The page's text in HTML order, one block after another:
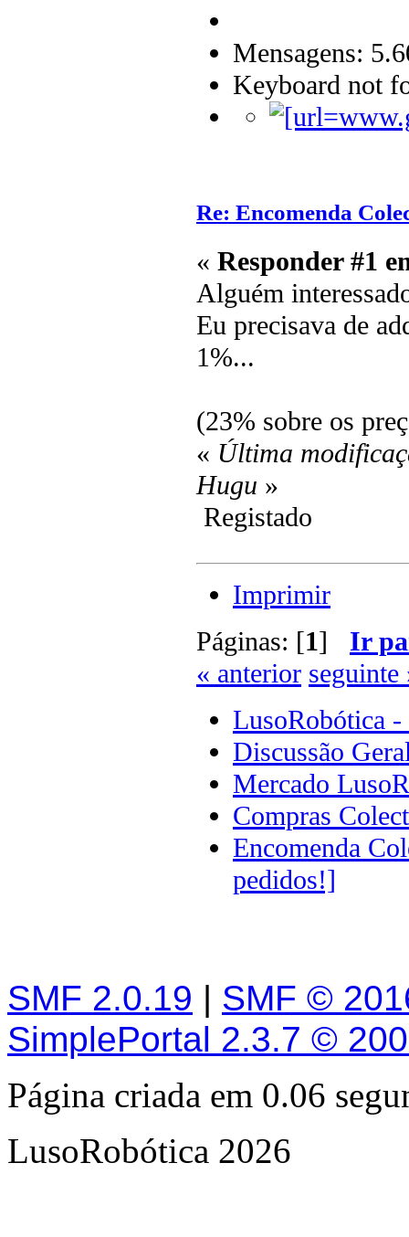
Mensagens:
Keyboard not
Re: Encomenda
« Responder #1
Alguém
Eu precisava de
1%...
(23% sobre os
« Última
Hugu »
Registado
Imprimir
Páginas: [1] Ir
« anterior seguinte
LusoRobótica -
Discussão
Mercado
Compras
Encomenda
pedidos!]
SMF 2.0.19 | SMF ©
SimplePortal 2.3.7 ©
Página criada em 0.06
LusoRobótica 2026